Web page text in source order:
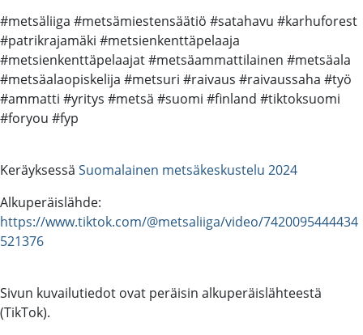
#metsäliiga #metsämiestensäätiö #satahavu #karhuforest
#patrikrajamäki #metsienkenttäpelaaja
#metsienkenttäpelaajat #metsäammattilainen #metsäala
#metsäalaopiskelija #metsuri #raivaus #raivaussaha #työ
#ammatti #yritys #metsä #suomi #finland #tiktoksuomi
#foryou #fyp
Keräyksessä Suomalainen metsäkeskustelu 2024
Alkuperäislähde:
https://www.tiktok.com/@metsaliiga/video/7420095444434
521376
Sivun kuvailutiedot ovat peräisin alkuperäislähteestä
(TikTok).